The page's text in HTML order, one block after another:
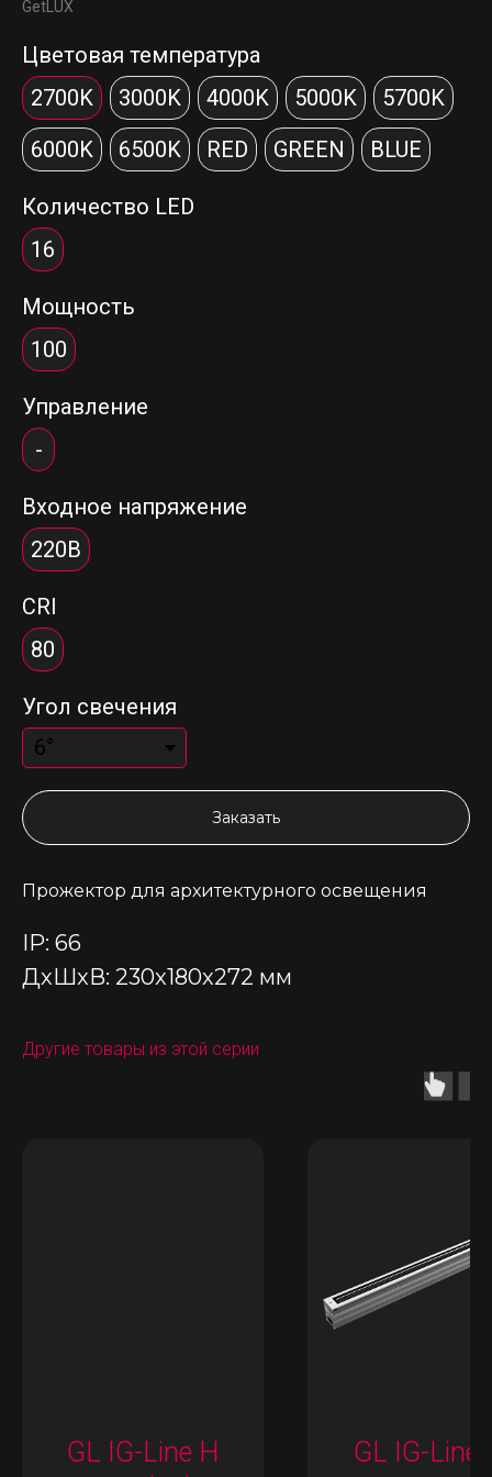
GetLUX
Цветовая температура
2700K
3000K 4000K 5000K
5700K
6000K
6500K RED GREEN BLUE
Количество LED
16
Мощность
100
Управление
-
Входное напряжение
220В
CRI
80
Угол свечения
Заказать
Прожектор для архитектурного освещения
IP: 66
ДxШxВ: 230x180x272 мм
Другие товары из этой серии
GL IG-Line H
GL IG-Line